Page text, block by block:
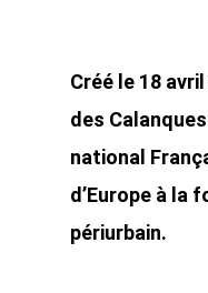
Créé le 18
des
national
d’Europe à la
périurbain.